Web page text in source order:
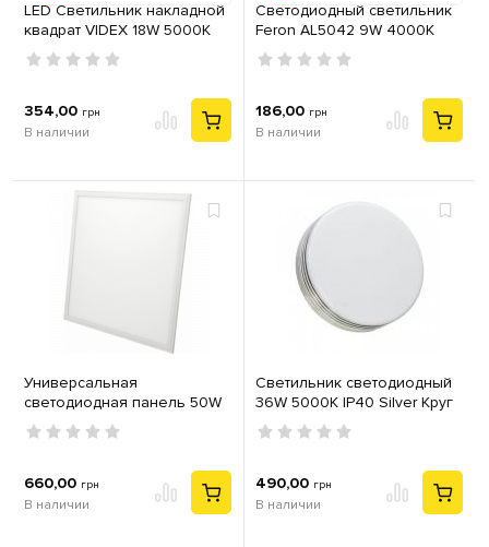
LED Светильник накладной
квадрат VIDEX 18W 5000K
Black
354,00 грн
В наличии
Cветодиодный светильник
Feron AL5042 9W 4000K
монтируется в линию
186,00 грн
В наличии
Универсальная
светодиодная панель 50W
4200K PANEL
660,00 грн
В наличии
Светильник светодиодный
36W 5000К IP40 Silver Круг
490,00 грн
В наличии